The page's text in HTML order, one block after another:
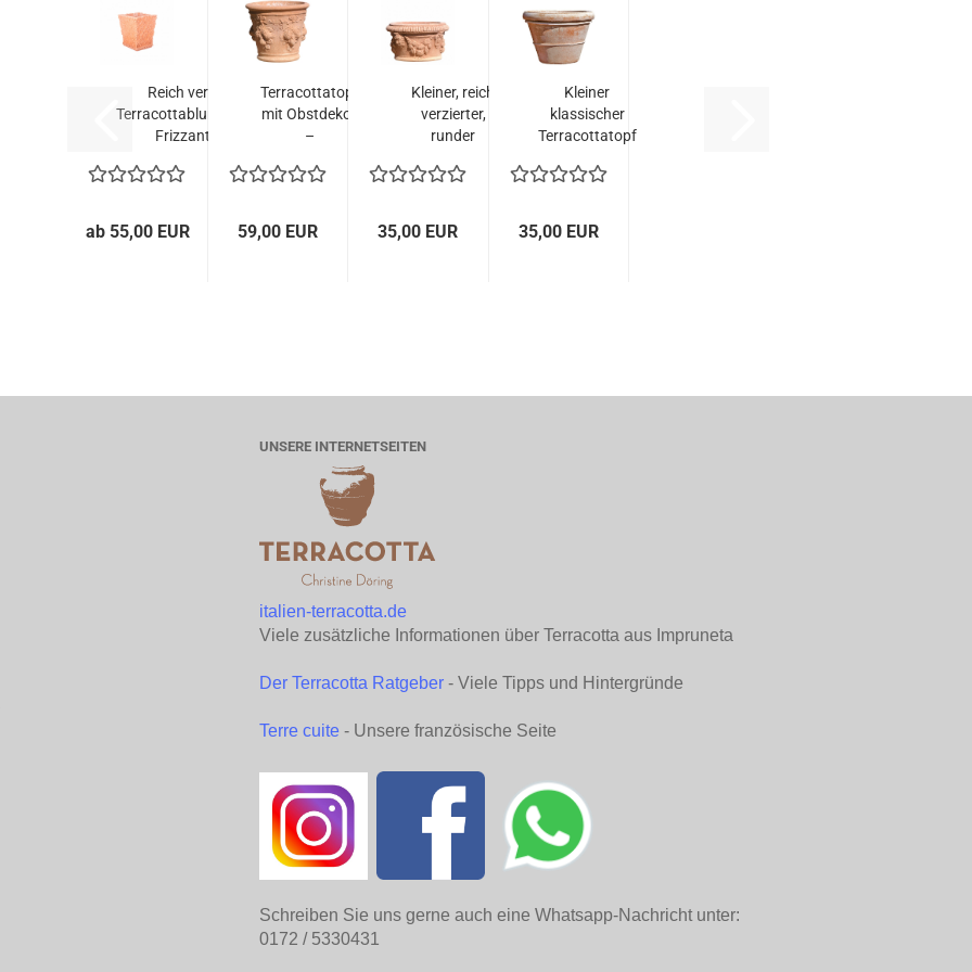
Reich verzierter
Terracottablumenkasten
Frizzantina...
ab 55,00 EUR
Terracottatopf
mit Obstdekor
–
59,00 EUR
Kleiner, reich
verzierter,
runder
35,00 EUR
Kleiner
klassischer
Terracottatopf
Impruneta...
35,00 EUR
UNSERE INTERNETSEITEN
italien-terracotta.de
Viele zusätzliche Informationen über Terracotta aus Impruneta
Der Terracotta Ratgeber - Viele Tipps und Hintergründe
Terre cuite - Unsere französische Seite
Schreiben Sie uns gerne auch eine Whatsapp-Nachricht unter:
0172 / 5330431